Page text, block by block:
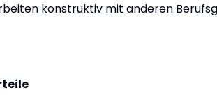
konstruktiv mit anderen